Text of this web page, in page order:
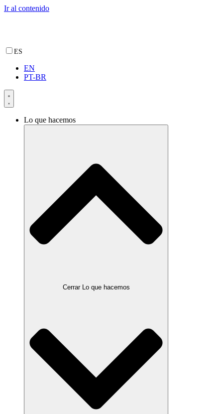
Ir al contenido
ES
EN
PT-BR
Lo que hacemos
Cerrar Lo que hacemos